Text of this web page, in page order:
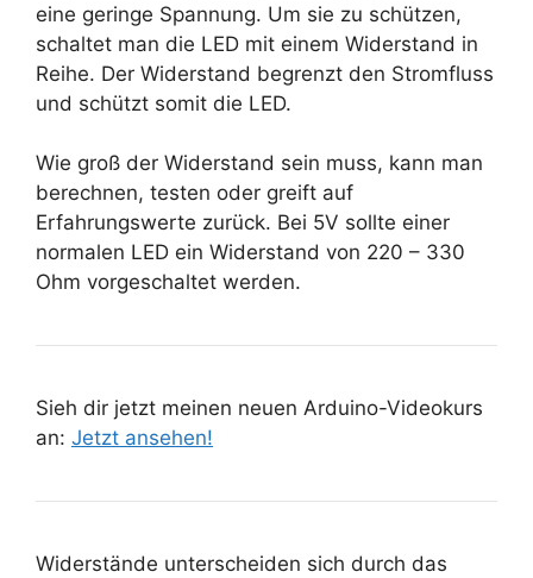
eine geringe Spannung. Um sie zu schützen,
schaltet man die LED mit einem Widerstand in
Reihe. Der Widerstand begrenzt den Stromfluss
und schützt somit die LED.
Wie groß der Widerstand sein muss, kann man
berechnen, testen oder greift auf
Erfahrungswerte zurück. Bei 5V sollte einer
normalen LED ein Widerstand von 220 – 330
Ohm vorgeschaltet werden.
Sieh dir jetzt meinen neuen Arduino-Videokurs
an: Jetzt ansehen!
Widerstände unterscheiden sich durch das